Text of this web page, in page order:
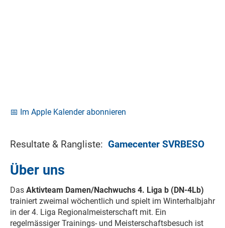
📅 Im Apple Kalender abonnieren
Resultate & Rangliste: Gamecenter SVRBESO
Über uns
Das Aktivteam Damen/Nachwuchs 4. Liga b (DN-4Lb)
trainiert zweimal wöchentlich und spielt im Winterhalbjahr
in der 4. Liga Regionalmeisterschaft mit. Ein
regelmässiger Trainings- und Meisterschaftsbesuch ist